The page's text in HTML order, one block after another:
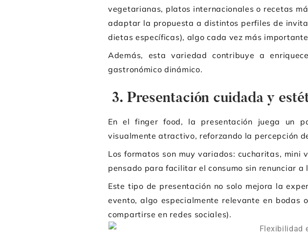
vegetarianas, platos internacionales o recetas
adaptar la propuesta a distintos perfiles de
dietas específicas), algo cada vez más
Además, esta variedad contribuye a
gastronómico dinámico.
3. Presentación cuidada y
En el finger food, la presentación juega un
visualmente atractivo, reforzando la percepción
Los formatos son muy variados: cucharitas, mini
pensado para facilitar el consumo sin renunciar a
Este tipo de presentación no solo mejora la
evento, algo especialmente relevante en bodas
compartirse en redes sociales).